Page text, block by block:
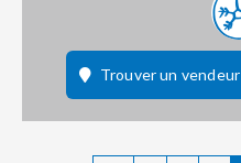
Trouver un vendeur